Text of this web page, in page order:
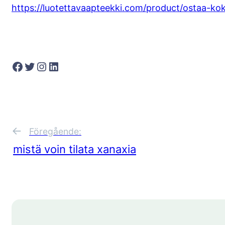
https://luotettavaapteekki.com/product/ostaa-
Facebook Twitter Instagram LinkedIn
← Föregående:
mistä voin tilata xanaxia